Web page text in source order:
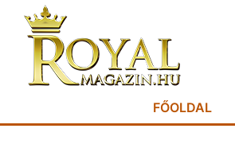
FŐOLDAL